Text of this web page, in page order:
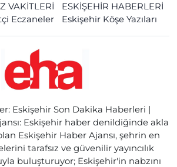
VAKİTLERİ
ESKİŞEHİR HABERLERİ
Eczaneler
Eskişehir Köşe Yazıları
Eskişehir Son Dakika Haberleri |
Eskişehir haber denildiğinde akla
Eskişehir Haber Ajansı, şehrin en
tarafsız ve güvenilir yayıncılık
buluşturuyor; Eskişehir'in nabzını